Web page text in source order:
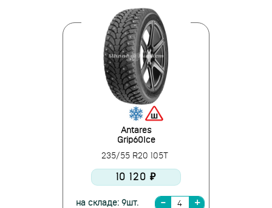
Antares
Grip60Ice
235/55 R20 105T
10 120 ₽
на складе: 9шт.